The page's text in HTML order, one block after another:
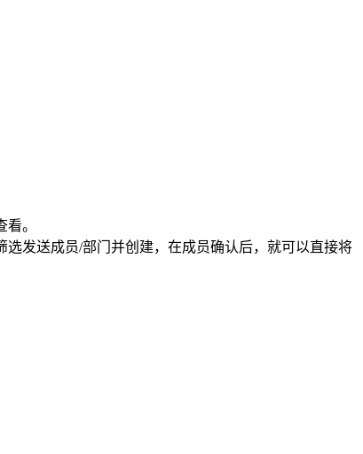
。
发送成员/部门并创建，在成员确认后，就可以直接将